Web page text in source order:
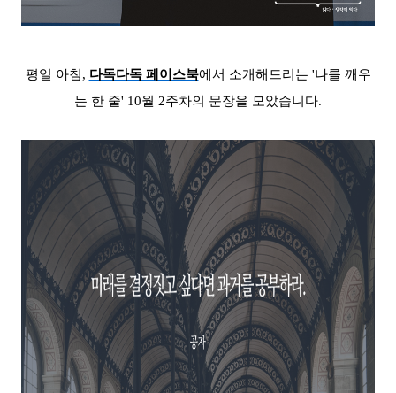
평일 아침, 다독다독 페이스북에서 소개해드리는 '나를 깨우
는 한 줄' 10월 2주차의 문장을 모았습니다.